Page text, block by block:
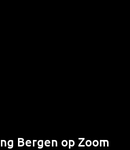
Bergen op Zoom